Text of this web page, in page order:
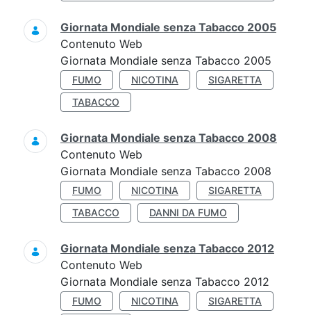
Giornata Mondiale senza Tabacco 2005
Contenuto Web
Giornata Mondiale senza Tabacco 2005
FUMO NICOTINA
SIGARETTA
TABACCO
Giornata Mondiale senza Tabacco 2008
Contenuto Web
Giornata Mondiale senza Tabacco 2008
FUMO NICOTINA
SIGARETTA
TABACCO
DANNI DA FUMO
Giornata Mondiale senza Tabacco 2012
Contenuto Web
Giornata Mondiale senza Tabacco 2012
FUMO NICOTINA SIGARETTA